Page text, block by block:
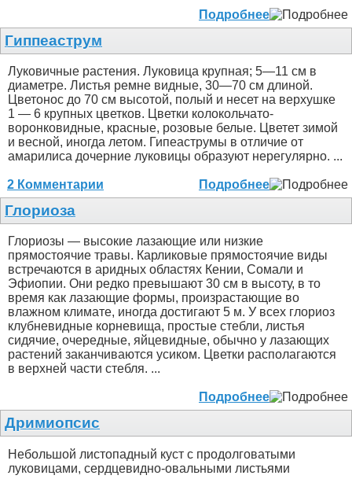
Подробнее
Гиппеаструм
Луковичные растения. Луковица крупная; 5—11 см в
диаметре. Листья ремне видные, 30—70 см длиной.
Цветонос до 70 см высотой, полый и несет на верхушке
1 — 6 крупных цветков. Цветки колокольчато-
воронковидные, красные, розовые белые. Цветет зимой
и весной, иногда летом. Гипеаструмы в отличие от
амарилиса дочерние луковицы образуют нерегулярно. ...
2 Комментарии Подробнее
Глориоза
Глориозы — высокие лазающие или низкие
прямостоячие травы. Карликовые прямостоячие виды
встречаются в аридных областях Кении, Сомали и
Эфиопии. Они редко превышают 30 см в высоту, в то
время как лазающие формы, произрастающие во
влажном климате, иногда достигают 5 м. У всех глориоз
клубневидные корневища, простые стебли, листья
сидячие, очередные, яйцевидные, обычно у лазающих
растений заканчиваются усиком. Цветки располагаются
в верхней части стебля. ...
Подробнее
Дримиопсис
Небольшой листопадный куст с продолговатыми
луковицами, сердцевидно-овальными листьями